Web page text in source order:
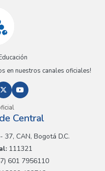
en nuestros canales oficiales!
Central
CAN, Bogotá D.C.
111321
601 7956110